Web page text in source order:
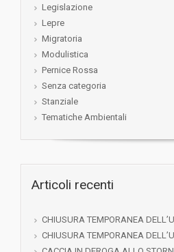
Legislazione
Lepre
Migratoria
Modulistica
Pernice Rossa
Senza categoria
Stanziale
Tematiche Ambientali
Articoli recenti
CHIUSURA TEMPORANEA
CHIUSURA TEMPORANEA